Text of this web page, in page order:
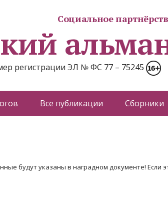
Социальное
регистрации ЭЛ № ФС 77 – 75245
Все публикации Сборники
будут указаны в наградном документе! Если